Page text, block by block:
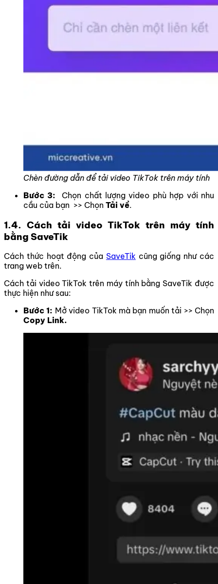
Chèn đường dẫn để tải video TikTok trên máy tính
Bước 3: Chọn chất lượng video phù hợp với nhu
cầu của bạn >> Chọn Tải về.
1.4. Cách tải video TikTok trên máy tính
bằng SaveTik
Cách thức hoạt động của SaveTik cũng giống như các
trang web trên.
Cách tải video TikTok trên máy tính bằng SaveTik được
thực hiện như sau:
Bước 1: Mở video TikTok mà bạn muốn tải >> Chọn
Copy Link.